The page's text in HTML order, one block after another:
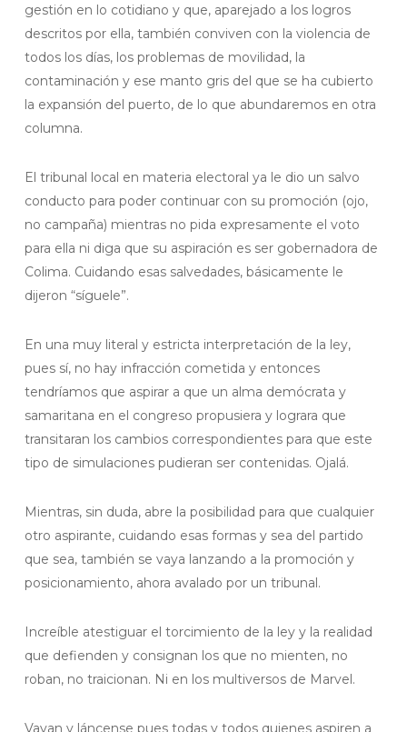
gestión en lo cotidiano y que, aparejado a los logros
descritos por ella, también conviven con la violencia de
todos los días, los problemas de movilidad, la
contaminación y ese manto gris del que se ha cubierto
la expansión del puerto, de lo que abundaremos en otra
columna.
El tribunal local en materia electoral ya le dio un salvo
conducto para poder continuar con su promoción (ojo,
no campaña) mientras no pida expresamente el voto
para ella ni diga que su aspiración es ser gobernadora de
Colima. Cuidando esas salvedades, básicamente le
dijeron “síguele”.
En una muy literal y estricta interpretación de la ley,
pues sí, no hay infracción cometida y entonces
tendríamos que aspirar a que un alma demócrata y
samaritana en el congreso propusiera y lograra que
transitaran los cambios correspondientes para que este
tipo de simulaciones pudieran ser contenidas. Ojalá.
Mientras, sin duda, abre la posibilidad para que cualquier
otro aspirante, cuidando esas formas y sea del partido
que sea, también se vaya lanzando a la promoción y
posicionamiento, ahora avalado por un tribunal.
Increíble atestiguar el torcimiento de la ley y la realidad
que defienden y consignan los que no mienten, no
roban, no traicionan. Ni en los multiversos de Marvel.
Vayan y láncense pues todas y todos quienes aspiren a